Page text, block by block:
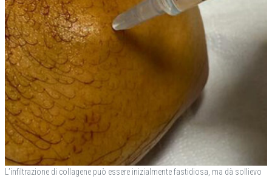
L’infiltrazione di collagene può essere inizialmente fastidiosa, ma dà sollievo